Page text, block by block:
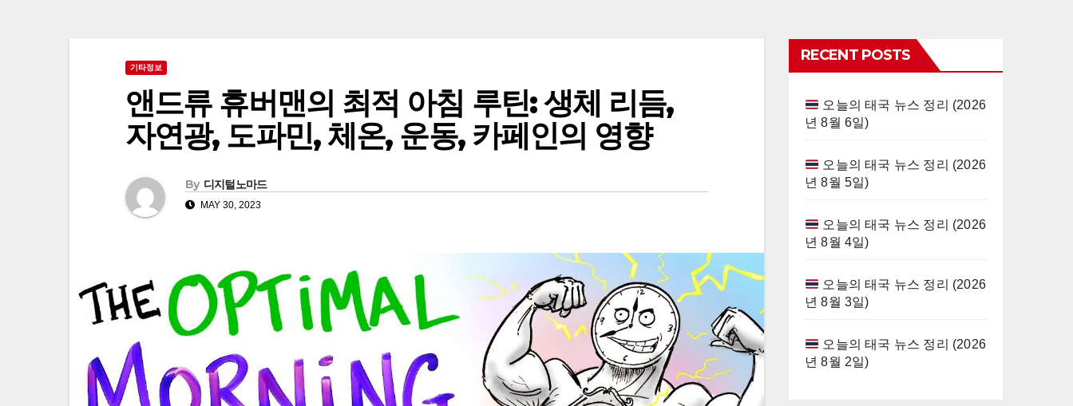
기타정보
앤드류 휴버맨의 최적 아침 루틴: 생체 리듬,
자연광, 도파민, 체온, 운동, 카페인의 영향
By 디지털노마드
MAY 30, 2023
RECENT POSTS
오늘의 태국 뉴스 정리 (2026
년 8월 6일)
오늘의 태국 뉴스 정리 (2026
년 8월 5일)
오늘의 태국 뉴스 정리 (2026
년 8월 4일)
오늘의 태국 뉴스 정리 (2026
년 8월 3일)
오늘의 태국 뉴스 정리 (2026
년 8월 2일)